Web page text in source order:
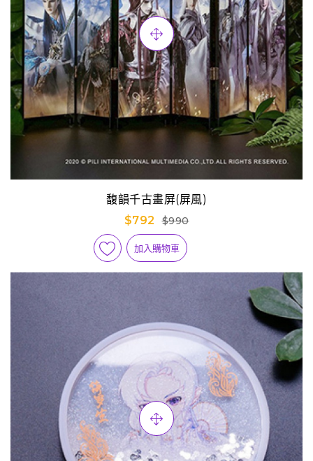
馥韻千古畫屏(屏風)
$792
$990
加入購物車